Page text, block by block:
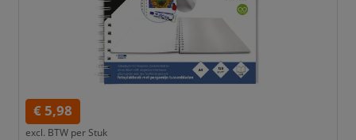
€ 5,98
excl. BTW per Stuk